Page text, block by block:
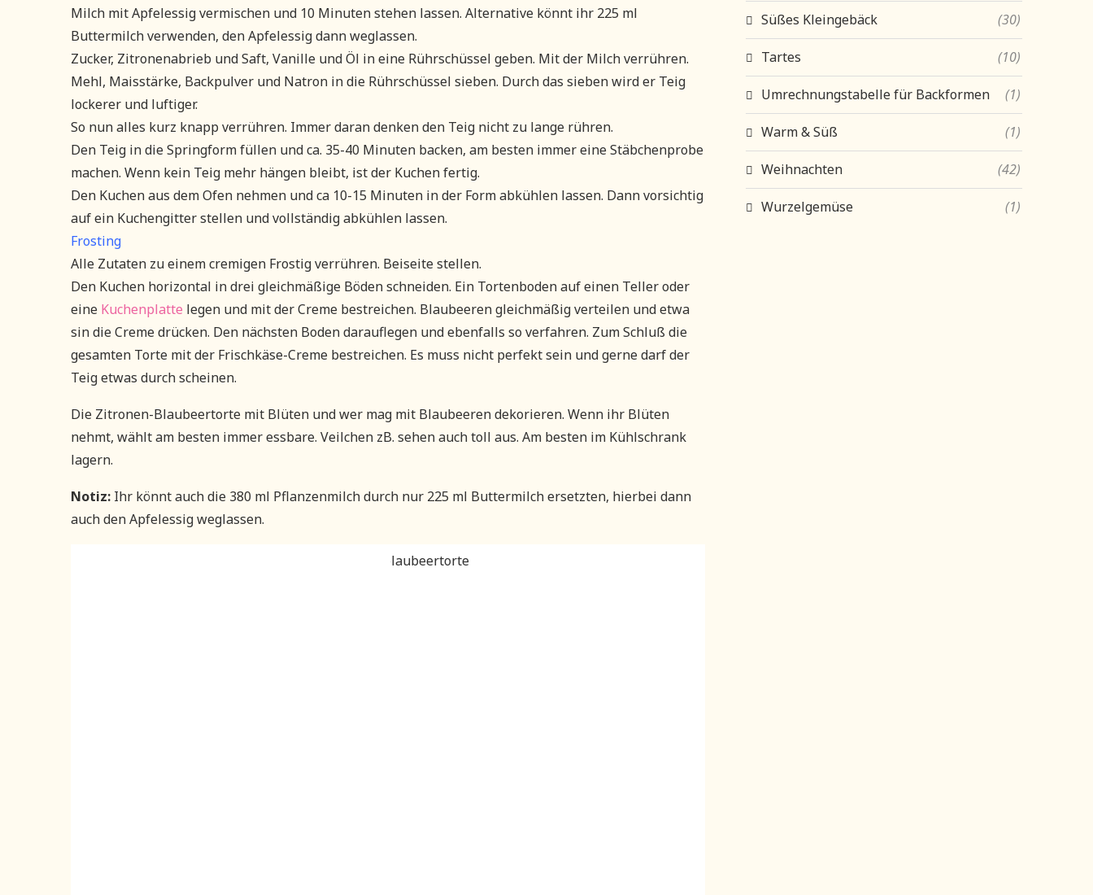
Milch mit Apfelessig vermischen und 10 Minuten stehen lassen. Alternative könnt ihr 225 ml
Buttermilch verwenden, den Apfelessig dann weglassen.
Zucker, Zitronenabrieb und Saft, Vanille und Öl in eine Rührschüssel geben. Mit der Milch verrühren.
Mehl, Maisstärke, Backpulver und Natron in die Rührschüssel sieben. Durch das sieben wird er Teig
lockerer und luftiger.
So nun alles kurz knapp verrühren. Immer daran denken den Teig nicht zu lange rühren.
Den Teig in die Springform füllen und ca. 35-40 Minuten backen, am besten immer eine Stäbchenprobe
machen. Wenn kein Teig mehr hängen bleibt, ist der Kuchen fertig.
Den Kuchen aus dem Ofen nehmen und ca 10-15 Minuten in der Form abkühlen lassen. Dann vorsichtig
auf ein Kuchengitter stellen und vollständig abkühlen lassen.
Frosting
Alle Zutaten zu einem cremigen Frostig verrühren. Beiseite stellen.
Den Kuchen horizontal in drei gleichmäßige Böden schneiden. Ein Tortenboden auf einen Teller oder
eine Kuchenplatte legen und mit der Creme bestreichen. Blaubeeren gleichmäßig verteilen und etwa
sin die Creme drücken. Den nächsten Boden darauflegen und ebenfalls so verfahren. Zum Schluß die
gesamten Torte mit der Frischkäse-Creme bestreichen. Es muss nicht perfekt sein und gerne darf der
Teig etwas durch scheinen.
Die Zitronen-Blaubeertorte mit Blüten und wer mag mit Blaubeeren dekorieren. Wenn ihr Blüten
nehmt, wählt am besten immer essbare. Veilchen zB. sehen auch toll aus. Am besten im Kühlschrank
lagern.
Notiz: Ihr könnt auch die 380 ml Pflanzenmilch durch nur 225 ml Buttermilch ersetzten, hierbei dann
auch den Apfelessig weglassen.
Süßes Kleingebäck (30)
Tartes (10)
Umrechnungstabelle für Backformen (1)
Warm & Süß (1)
Weihnachten (42)
Wurzelgemüse (1)